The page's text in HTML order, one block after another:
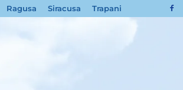
Ragusa Siracusa Trapani